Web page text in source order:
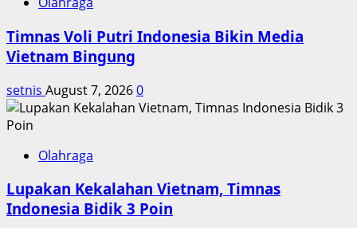
Timnas Voli Putri Indonesia Bikin Media
Vietnam Bingung
setnis August 7, 20260
Olahraga
Lupakan Kekalahan Vietnam, Timnas
Indonesia Bidik 3 Poin